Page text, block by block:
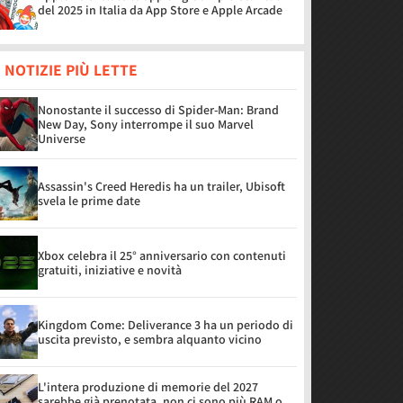
del 2025 in Italia da App Store e Apple Arcade
NOTIZIE PIÙ LETTE
Nonostante il successo di Spider-Man: Brand
New Day, Sony interrompe il suo Marvel
Universe
Assassin's Creed Heredis ha un trailer, Ubisoft
svela le prime date
Xbox celebra il 25° anniversario con contenuti
gratuiti, iniziative e novità
Kingdom Come: Deliverance 3 ha un periodo di
uscita previsto, e sembra alquanto vicino
L'intera produzione di memorie del 2027